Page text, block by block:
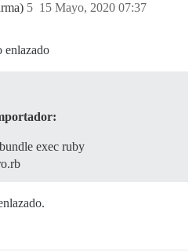
15 Mayo, 2020 07:37
5
enlazado
exec ruby